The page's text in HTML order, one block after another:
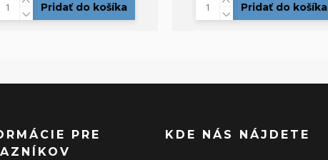
Pridať do košíka Pridať do košíka
PRE
KDE NÁS NÁJDETE